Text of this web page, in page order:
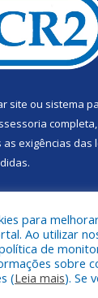
site ou sistema
exigências das
reservados a
para
Ao utilizar
de
sobre
(Leia mais). Se